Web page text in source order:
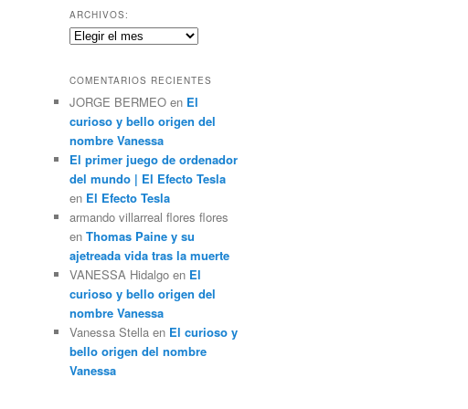
c
a
r
ARCHIVOS:
Archivos:
COMENTARIOS RECIENTES
JORGE BERMEO en El
curioso y bello origen del
nombre Vanessa
El primer juego de ordenador
del mundo | El Efecto Tesla
en El Efecto Tesla
armando villarreal flores flores
en Thomas Paine y su
ajetreada vida tras la muerte
VANESSA Hidalgo en El
curioso y bello origen del
nombre Vanessa
Vanessa Stella en El curioso y
bello origen del nombre
Vanessa